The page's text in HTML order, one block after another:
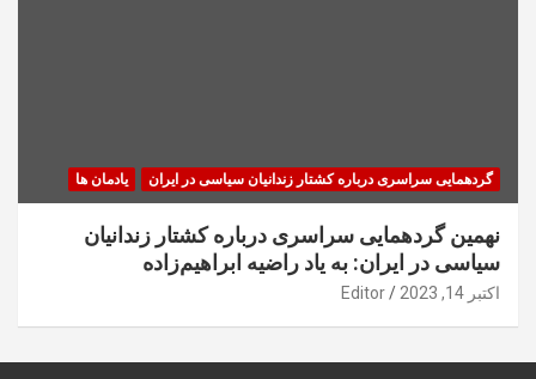
گردهمایی سراسری درباره کشتار زندانیان سیاسی در ایران یادمان ها
نهمین گردهمایی سراسری درباره کشتار زندانیان
سیاسی در ایران: به یاد راضیه ابراهیم‌زاده
اکتبر 14, 2023 Editor